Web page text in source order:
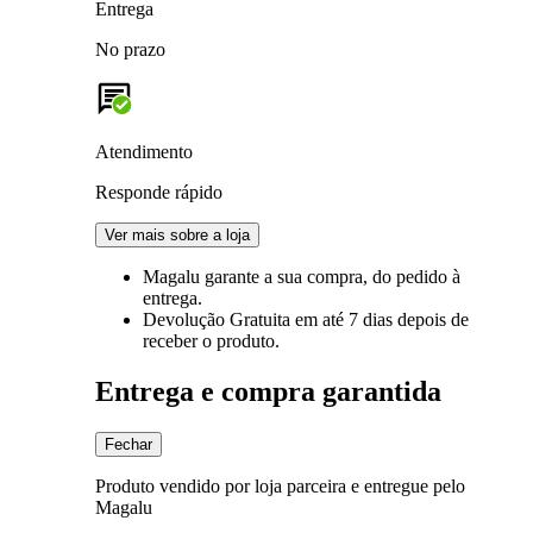
Entrega
No prazo
Atendimento
Responde rápido
Ver mais sobre a loja
Magalu garante a sua compra, do pedido à
entrega.
Devolução Gratuita em até 7 dias depois de
receber o produto.
Entrega e compra garantida
Fechar
Produto vendido por loja parceira e entregue pelo
Magalu